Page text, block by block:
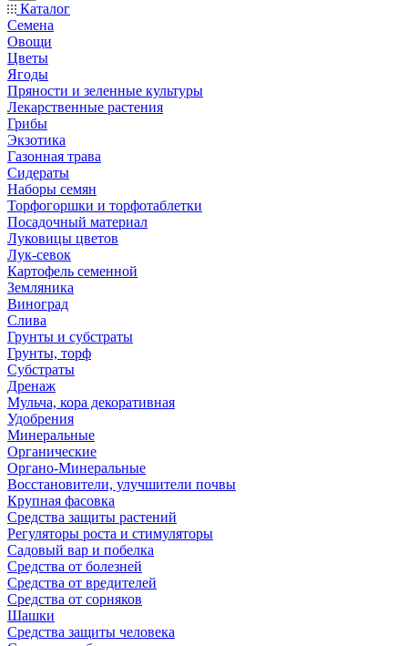
Каталог
Семена
Овощи
Цветы
Ягоды
Пряности и зеленные культуры
Лекарственные растения
Грибы
Экзотика
Газонная трава
Сидераты
Наборы семян
Торфогоршки и торфотаблетки
Посадочный материал
Луковицы цветов
Лук-севок
Картофель семенной
Земляника
Виноград
Слива
Грунты и субстраты
Грунты, торф
Субстраты
Дренаж
Мульча, кора декоративная
Удобрения
Минеральные
Органические
Органо-Минеральные
Восстановители, улучшители почвы
Крупная фасовка
Средства защиты растений
Регуляторы роста и стимуляторы
Садовый вар и побелка
Средства от болезней
Средства от вредителей
Средства от сорняков
Шашки
Средства защиты человека